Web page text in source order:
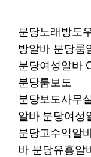
분당노래방도
방알바 분당룸
분당여성알바
분당룸보도
분당보도사무
알바 분당여성
분당고수익알
바 분당유흥알